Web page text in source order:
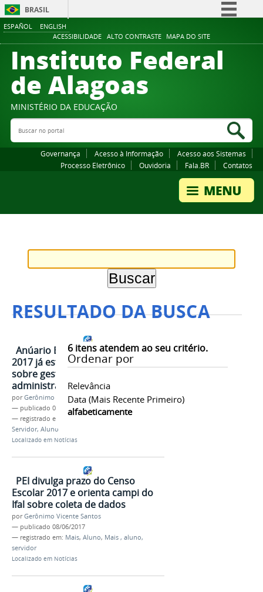
ESPAÑOL ENGLISH
ACESSIBILIDADE ALTO CONTRASTE MAPA DO SITE
BRASIL
Comunica BR
Participe
Canais
Instituto Federal
de Alagoas
MINISTÉRIO DA EDUCAÇÃO
Buscar no portal
Governança Acesso à Informação
Acesso aos Sistemas
Processo Eletrônico
Ouvidoria Fala.BR Contatos
RESULTADO DA BUSCA
6itens atendem ao seu critério.
Ordenar por
Relevância
Data (mais Recente Primeiro)
alfabeticamente
Anúario Estatístico do Ifal em
2017 já está disponível com dados
sobre gestão educacional e
administrativa
porGerônimo Vicente Santos
— publicado 01/08/2017
— registrado em:
Servidor, Aluno
Localizado em Notícias
PEI divulga prazo do Censo
Escolar 2017 e orienta campi do
Ifal sobre coleta de dados
porGerônimo Vicente Santos
— publicado 08/06/2017
— registrado em: Mais, Aluno, Mais , aluno,
servidor
Localizado em Notícias